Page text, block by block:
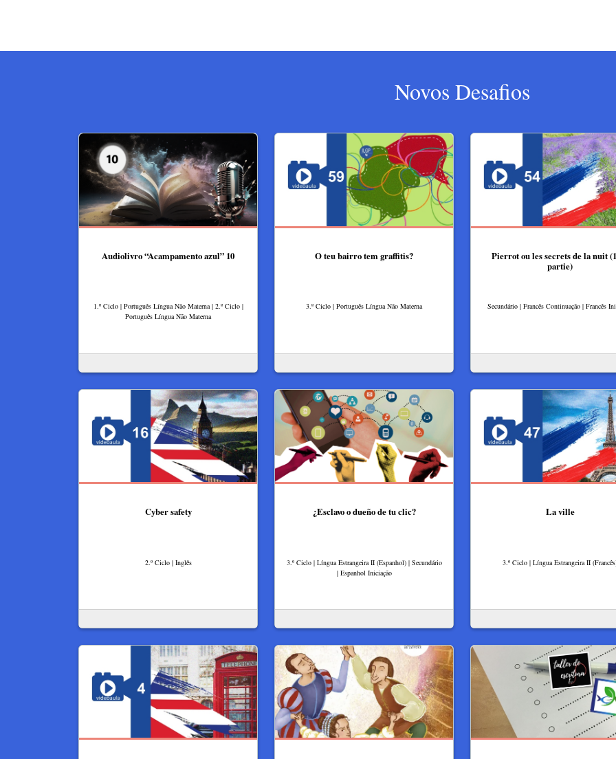
Novos Desafios
Audiolivro “Acampamento azul” 10
1.º Ciclo | Português Língua Não Materna | 2.º Ciclo |
Português Língua Não Materna
O teu bairro tem graffitis?
3.º Ciclo | Português Língua Não Materna
Pierrot ou les secrets de la nuit
partie)
Secundário | Francês Continuação | Francês
Cyber safety
2.º Ciclo | Inglês
¿Esclavo o dueño de tu clic?
3.º Ciclo | Língua Estrangeira II (Espanhol) | Secundário
| Espanhol Iniciação
La ville
3.º Ciclo | Língua Estrangeira II